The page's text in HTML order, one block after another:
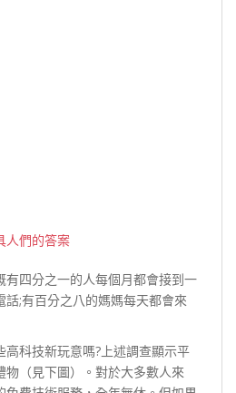
人們的答案
有四分之一的人每個月都會接到一
;有百分之八的媽媽每天都會來
科技新玩意嗎?上述調查顯示平
（見下圖）。對於大多數人來